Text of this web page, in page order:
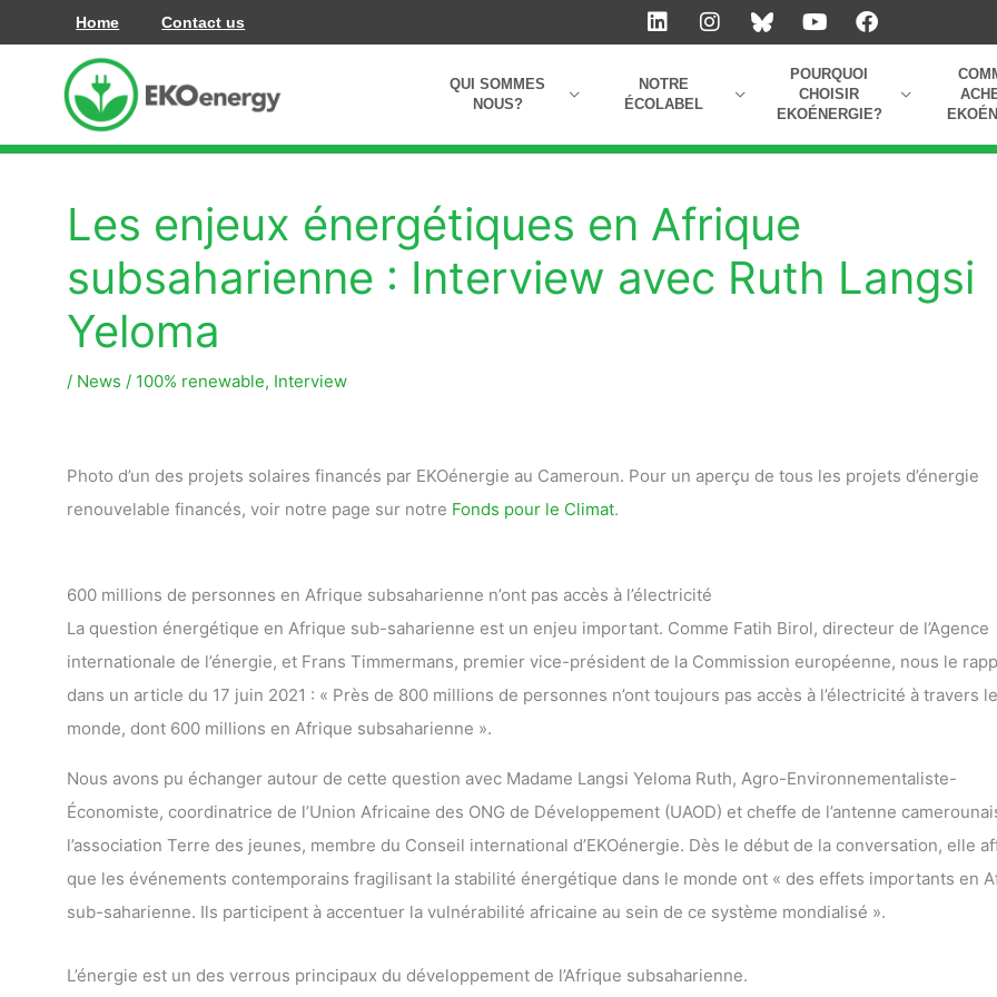
au
Home Contact us
L
i
k
e
i
I
n
r
Y
o
t
u
b
e
F
a
e
o
o
QUI SOMMES
NOUS?
NOTRE
ÉCOLABEL
POURQUOI
CHOISIR
EKOÉNERGIE?
Les enjeux énergétiques en Afrique
subsaharienne : Interview avec Ruth Langsi
Yeloma
/ News / 100% renewable, Interview
Photo d’un des projets solaires financés par EKOénergie au Cameroun. Pour un aperçu de tous les projets d’énergie
renouvelable financés, voir notre page sur notre Fonds pour le Climat.
600 millions de personnes en Afrique subsaharienne n’ont pas accès à l’électricité
La question énergétique en Afrique sub-saharienne est un enjeu important. Comme Fatih Birol, directeur de l’Agence
internationale de l’énergie, et Frans Timmermans, premier vice-président de la Commission européenne, nous le
dans un article du 17 juin 2021 : « Près de 800 millions de personnes n’ont toujours pas accès à l’électricité à travers le
monde, dont 600 millions en Afrique subsaharienne ».
Nous avons pu échanger autour de cette question avec Madame Langsi Yeloma Ruth, Agro-Environnementaliste-
Économiste, coordinatrice de l’Union Africaine des ONG de Développement (UAOD) et cheffe de l’antenne
l’association Terre des jeunes, membre du Conseil international d’EKOénergie. Dès le début de la conversation, elle
que les événements contemporains fragilisant la stabilité énergétique dans le monde ont « des effets importants en
sub-saharienne. Ils participent à accentuer la vulnérabilité africaine au sein de ce système mondialisé ».
L’énergie est un des verrous principaux du développement de l’Afrique subsaharienne.